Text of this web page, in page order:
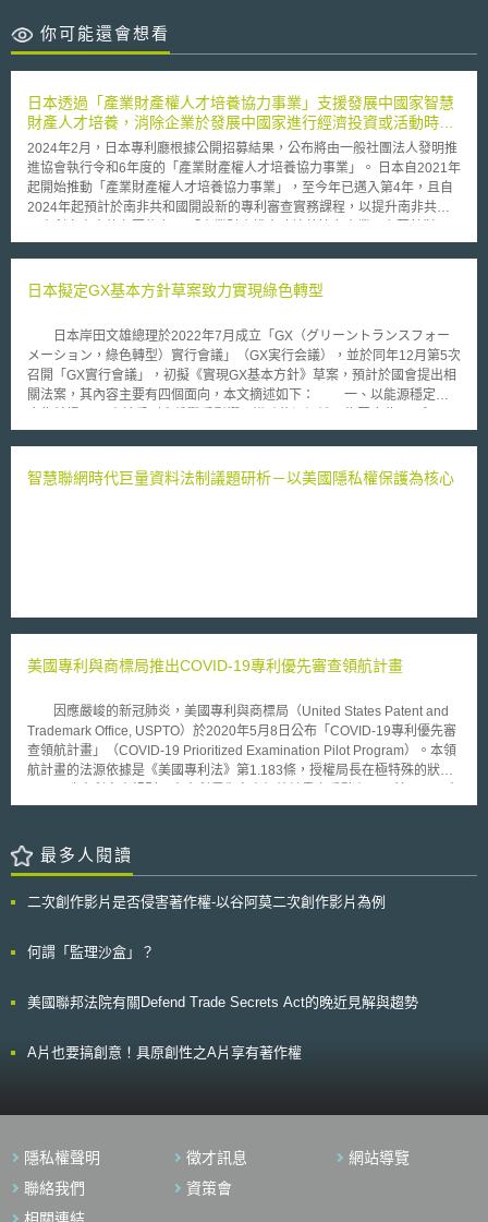
你可能還會想看
日本透過「產業財產權人才培養協力事業」支援發展中國家智慧
財產人才培養，消除企業於發展中國家進行經濟投資或活動時所
面臨的智慧財產權相關妨礙
2024年2月，日本專利廳根據公開招募結果，公布將由一般社團法人發明推
進協會執行令和6年度的「產業財產權人才培養協力事業」。 日本自2021年
起開始推動「產業財產權人才培養協力事業」，至今年已邁入第4年，且自
2024年起預計於南非共和國開設新的專利審查實務課程，以提升南非共和
本企業進行海外經濟投資及活動熱門的發展中國家（包含新興國家以及最低
養智慧財產相關權利取得與執行的實施人才為目的。在法制整備較為落後的
智慧財產關係業者為重點，透過提升其對於智慧財產權的能力，解決日本企
業為在外國取得產業財產權的權利保護需要花費大量時間、日本企業的產業
財產權在外國受到侵害的案件逐年增加等問題，以消除日本企業在外國進行
經濟投資及活動時的巨大妨礙。 日本專利廳亦針對研修方針下列事項提出
審查品質的方針 透過學習日本的基準、判斷手法提升審查、審判的品質；
（OJT）、案件閱讀、模擬裁判（Mock Trial）等，提升實踐能力。 本文後
續會持續留意日本「產業財產權人才培養協力事業」的發展，以掌握日本對
於發展中國家支援的最新資訊。我國企業如未來預計於發展中國家進行經濟
投資或活動時，亦應注意該國智慧財產權之程度，以評估相關風險。 本文
日本擬定GX基本方針草案致力實現綠色轉型
日本岸田文雄總理於2022年7月成立「GX（グリーントランスフォー
メーション，綠色轉型）實行會議」（GX実行会議），並於同年12月第5次
召開「GX實行會議」，初擬《實現GX基本方針》草案，預計於國會提出相
關法案，其內容主要有四個面向，本文摘述如下： 一、以能源穩定供
日本將透過轉換製造業之原料及燃料，推動節能、並以再生能源作為主要電
針對核電運轉年限部分進行修正。同時導入氫、氨之元素，用於發電、運
由於各國紛紛推出碳中和政策，日本有必要為世界的脫碳做出貢獻，故針對
放量之削减，建構相關減排制度。而針對亞洲部分，日本作為技術開發的領
導者，則提供東南亞相關能源投資，活用國際協力銀行（JBIC）和日本出口
和投資保險組織（NEXI）等進行公共的金融支援。 四、全體社會邁向GX
為協助化石燃料相關產業轉型成低碳產業，並確保在轉型過程中勞動力
移動，將推動公正轉型，以保障國民生活，並針對中小企業一起推行GX，
提供相關諮詢及排放量計算之節能診斷等措施，協助中小企業進行脫碳。
智慧聯網時代巨量資料法制議題研析－以美國隱私權保護為核心
美國專利與商標局推出COVID-19專利優先審查領航計畫
因應嚴峻的新冠肺炎，美國專利與商標局（United States Patent and
Trademark Office, USPTO）於2020年5月8日公布「COVID-19專利優先審
查領航計畫」（COVID-19 Prioritized Examination Pilot Program）。本領
航計畫的法源依據是《美國專利法》第1.183條，授權局長在極特殊的狀況
優先審查必須繳交相關的費用，本計畫針對小型或微型機構給予免費優待。
期待在6個月內完成。所謂最終處置包含：寄出核准領證通知（the mailing
of a notice of allowance）、寄出最終核駁通知（the mailing of a final
（abandonment of the application）、提出上訴通知（the filing of a
立發明人與小型企業創新能力不亞於大企業，固有必要在對抗大型全球流行
計畫適用對象僅限於合於條件的小型或微型機構（Small or Micro
Procedure, MPEP）第509.02及509.04條，所謂小型機構係指個人、少於
500人之公司、非營利組織和大學；微型機構則是指該機構作為申請人或投
IND）申請、臨床試驗器材豁免（Investigational Device Exemption,
IDE）、新藥申請（New Drug Application, NDA）、生物製劑許可申請
最多人閱讀
二次創作影片是否侵害著作權-以谷阿莫二次創作影片為例
何謂「監理沙盒」？
美國聯邦法院有關Defend Trade Secrets Act的晚近見解與趨勢
A片也要搞創意！具原創性之A片享有著作權
隱私權聲明 徵才訊息
網站導覽
聯絡我們
資策會
相關連結